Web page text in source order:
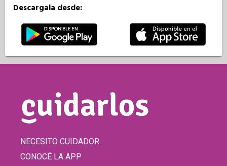
Descargala desde:
NECESITO CUIDADOR
CONOCÉ LA APP